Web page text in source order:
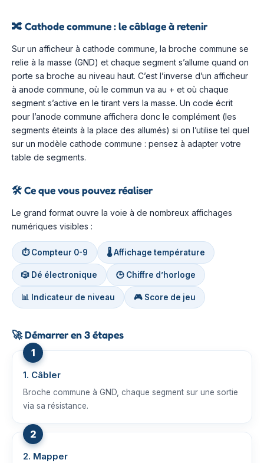
🔀Cathode commune : le câblage à retenir
Sur un afficheur à cathode commune, la broche commune se
relie à la masse (GND) et chaque segment s’allume quand on
porte sa broche au niveau haut. C’est l’inverse d’un afficheur
à anode commune, où le commun va au + et où chaque
segment s’active en le tirant vers la masse. Un code écrit
pour l’anode commune affichera donc le complément (les
segments éteints à la place des allumés) si on l’utilise tel quel
sur un modèle cathode commune : pensez à adapter votre
table de segments.
🛠️Ce que vous pouvez réaliser
Le grand format ouvre la voie à de nombreux affichages
numériques visibles :
⏱️ Compteur 0-9 🌡️ Affichage température
🎲 Dé électronique 🕒 Chiffre d’horloge
📊 Indicateur de niveau 🎮 Score de jeu
🚀Démarrer en 3 étapes
1. Câbler
Broche commune à GND, chaque segment sur une sortie
via sa résistance.
2. Mapper